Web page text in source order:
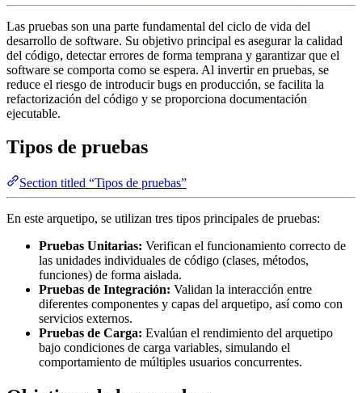
Las pruebas son una parte fundamental del ciclo de vida del
desarrollo de software. Su objetivo principal es asegurar la calidad
del código, detectar errores de forma temprana y garantizar que el
software se comporta como se espera. Al invertir en pruebas, se
reduce el riesgo de introducir bugs en producción, se facilita la
refactorización del código y se proporciona documentación
ejecutable.
Tipos de pruebas
Section titled “Tipos de pruebas”
En este arquetipo, se utilizan tres tipos principales de pruebas:
Pruebas Unitarias: Verifican el funcionamiento correcto de
las unidades individuales de código (clases, métodos,
funciones) de forma aislada.
Pruebas de Integración: Validan la interacción entre
diferentes componentes y capas del arquetipo, así como con
servicios externos.
Pruebas de Carga: Evalúan el rendimiento del arquetipo
bajo condiciones de carga variables, simulando el
comportamiento de múltiples usuarios concurrentes.